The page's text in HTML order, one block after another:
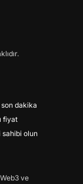
dakika
fiyat
olun
ve